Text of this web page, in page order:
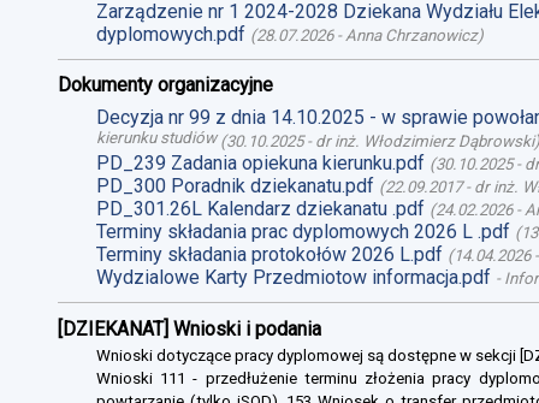
Zarządzenie nr 1 2024-2028 Dziekana Wydziału
dyplomowych.pdf (28.07.2026- Anna Chrzanowicz)
Dokumenty organizacyjne
Decyzja nr 99 z dnia 14.10.2025 - w sprawie
kierunku studiów(30.10.2025- dr inż. Włodzimierz Dąbrowski)
PD_239 Zadania opiekuna kierunku.pdf (30.10.2025-
PD_300 Poradnik dziekanatu.pdf (22.09.2017- dr inż.
PD_301.26L Kalendarz dziekanatu .pdf (24.02.2026-
Terminy składania prac dyplomowych 2026 L .pdf (
Terminy składania protokołów 2026 L.pdf (14.04.2026
Wydzialowe Karty Przedmiotow informacja.pdf -
[DZIEKANAT] Wnioski i podania
Wnioski dotyczące pracy dyplomowej są dostępne w sekcji
Wnioski 111 - przedłużenie terminu złożenia pracy